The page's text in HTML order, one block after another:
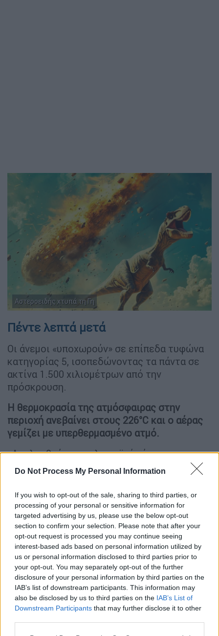
Do Not Process My Personal Information
If you wish to opt-out of the sale, sharing to third parties, or
processing of your personal or sensitive information for
targeted advertising by us, please use the below opt-out
section to confirm your selection. Please note that after your
opt-out request is processed you may continue seeing
interest-based ads based on personal information utilized by
us or personal information disclosed to third parties prior to
your opt-out. You may separately opt-out of the further
disclosure of your personal information by third parties on the
IAB’s list of downstream participants. This information may
also be disclosed by us to third parties on the IAB’s List of
Downstream Participants that may further disclose it to other
Αστεροειδής χτυπά τη Γη
Πέντε λεπτά μετά
Οι άνεμοι «υποχωρούν» σε επίπεδα τυφώνα
κατηγορίας 5, ισοπεδώνοντας τα πάντα σε
ακτίνα 1.500 χιλιομέτρων από την
πρόσκρουση.
Η θερμοκρασία της ατμόσφαιρας στην
περιοχή ανεβαίνει στους 226°C και ο αέρας
γεμίζει με υπερθερμασμένο ατμό.
«Ακολουθούν τα παλιρροϊκά κύματα, που
προκαλούνται από τις τεράστιες ποσότητες
βράχων και νερού που εκτοπίστηκαν»,
ανέφεραν οι ειδικοί. «Αυτά τα γιγάντια
τσουνάμι ύψους 100 μέτρων χτυπούν πρώτα
τις ακτές του σημερινού Κόλπου του
Μεξικού.».
Όποιος βρισκόταν έως και 3.000 χιλιόμετρα
μακριά και είχε επιζήσει τα πρώτα
δευτερόλεπτα, πιθανότατα θα πέθαινε από
υπερθέρμανση, σεισμούς, τυφώνες,
πυρκαγιές, πλημμύρες από τσουνάμι ή από
λιωμένα θραύσματα πρόσκρουσης.